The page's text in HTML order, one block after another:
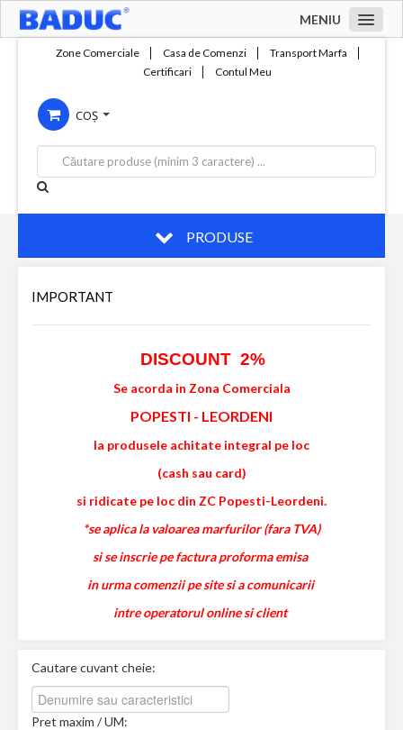
MENIU
Compania
Servicii
Productie
Contact
Zone Comerciale Casa de Comenzi
Transport Marfa
Certificari
Contul Meu
COȘ
PRODUSE
IMPORTANT
DISCOUNT 2%
Se acorda in Zona Comerciala
POPESTI - LEORDENI
la produsele achitate integral pe loc
(cash sau card)
si ridicate pe loc din ZC Popesti-Leordeni.
*se aplica la valoarea marfurilor (fara TVA)
si se inscrie pe factura proforma emisa
in urma comenzii pe site si a comunicarii
intre operatorul online si client
Cautare cuvant cheie:
Pret maxim / UM: